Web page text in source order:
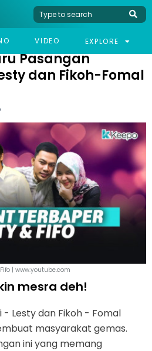
VIDEO EXPLORE
PASANGAN SELEBRITI RIZKI-LESTY DAN FIKOH-
Pasangan
dan Fikoh-Fomal
| www.youtube.com
mesra deh!
- Lesty dan Fikoh - Fomal
masyarakat gemas.
ini yang memang